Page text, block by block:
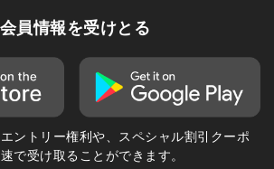
員情報を受けとる
ントリー権利や、スペシャル割引クーポ
で受け取ることができます。